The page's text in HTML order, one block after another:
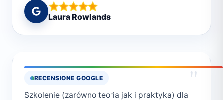
Jesteście najlepsi
Laura Rowlands
RECENSIONE GOOGLE "
Szkolenie (zarówno teoria jak i praktyka) dla